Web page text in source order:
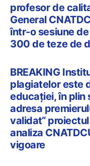
profesor de
General
într-o sesiune
300 de teze de
BREAKING
plagiatelor este
educației, în plin
adresa
validat“
analiza
vigoare